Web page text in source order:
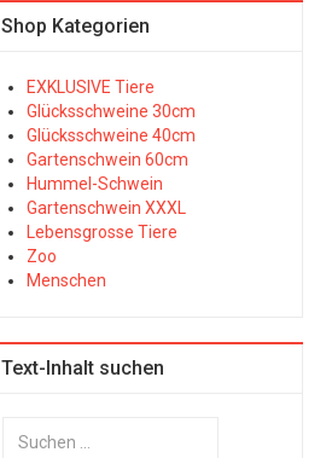
Shop Kategorien
EXKLUSIVE Tiere
Glücksschweine 30cm
Glücksschweine 40cm
Gartenschwein 60cm
Hummel-Schwein
Gartenschwein XXXL
Lebensgrosse Tiere
Zoo
Menschen
Text-Inhalt suchen